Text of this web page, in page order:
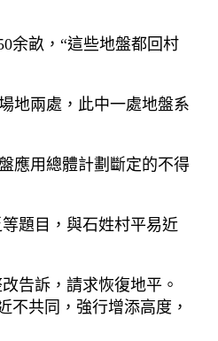
余畝，“這些地盤都回村
地兩處，此中一處地盤系
應用總體計劃斷定的不得
題目，與石姓村平易近
告訴，請求恢復地平。
不共同，強行增添高度，